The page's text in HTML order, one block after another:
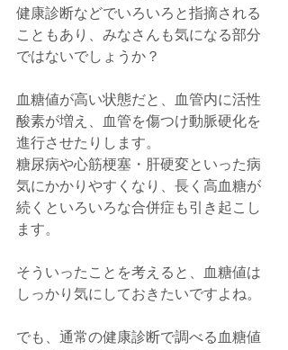
健康診断などでいろいろと指摘される
こともあり、みなさんも気になる部分
ではないでしょうか？
血糖値が高い状態だと、血管内に活性
酸素が増え、血管を傷つけ動脈硬化を
進行させたりします。
糖尿病や心筋梗塞・肝硬変といった病
気にかかりやすくなり、長く高血糖が
続くといろいろな合併症も引き起こし
ます。
そういったことを考えると、血糖値は
しっかり気にしておきたいですよね。
でも、通常の健康診断で調べる血糖値